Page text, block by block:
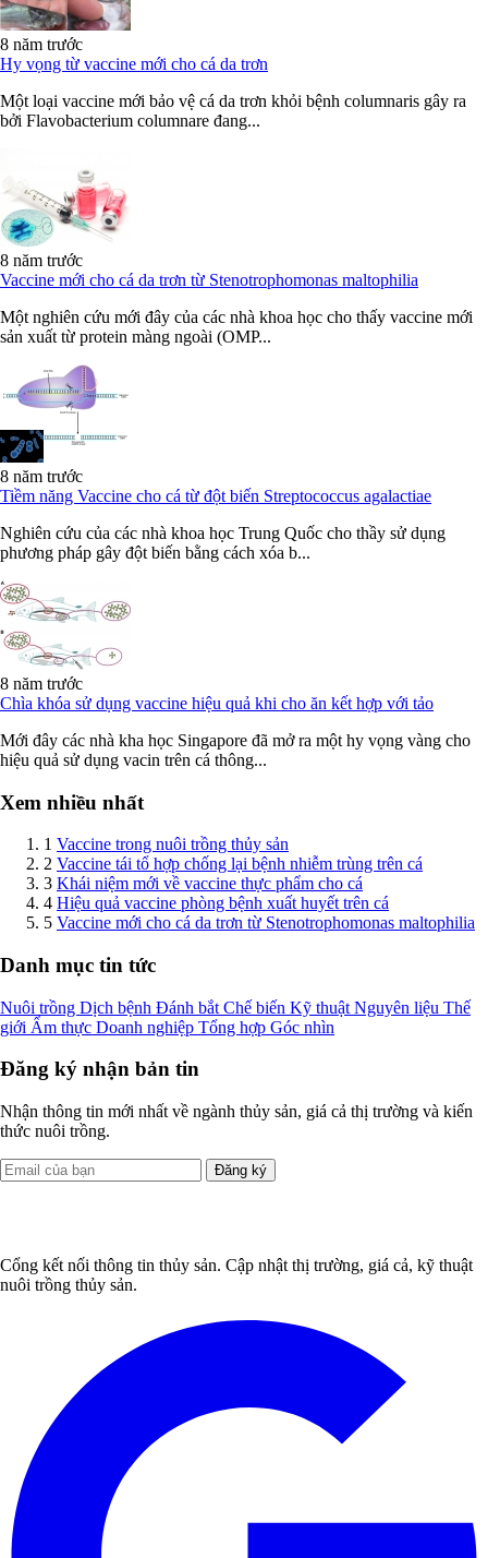
8 năm trước
Hy vọng từ vaccine mới cho cá da trơn
Một loại vaccine mới bảo vệ cá da trơn khỏi bệnh columnaris gây ra
bởi Flavobacterium columnare đang...
8 năm trước
Vaccine mới cho cá da trơn từ Stenotrophomonas maltophilia
Một nghiên cứu mới đây của các nhà khoa học cho thấy vaccine mới
sản xuất từ protein màng ngoài (OMP...
8 năm trước
Tiềm năng Vaccine cho cá từ đột biến Streptococcus agalactiae
Nghiên cứu của các nhà khoa học Trung Quốc cho thầy sử dụng
phương pháp gây đột biến bằng cách xóa b...
8 năm trước
Chìa khóa sử dụng vaccine hiệu quả khi cho ăn kết hợp với tảo
Mới đây các nhà kha học Singapore đã mở ra một hy vọng vàng cho
hiệu quả sử dụng vacin trên cá thông...
Xem nhiều nhất
1 Vaccine trong nuôi trồng thủy sản
2 Vaccine tái tổ hợp chống lại bệnh nhiễm trùng trên cá
3 Khái niệm mới về vaccine thực phẩm cho cá
4 Hiệu quả vaccine phòng bệnh xuất huyết trên cá
5 Vaccine mới cho cá da trơn từ Stenotrophomonas maltophilia
Danh mục tin tức
Nuôi trồng Dịch bệnh Đánh bắt Chế biến Kỹ thuật Nguyên liệu Thế
giới Ẩm thực Doanh nghiệp Tổng hợp Góc nhìn
Đăng ký nhận bản tin
Nhận thông tin mới nhất về ngành thủy sản, giá cả thị trường và kiến
thức nuôi trồng.
Đăng ký
Cổng kết nối thông tin thủy sản. Cập nhật thị trường, giá cả, kỹ thuật
nuôi trồng thủy sản.